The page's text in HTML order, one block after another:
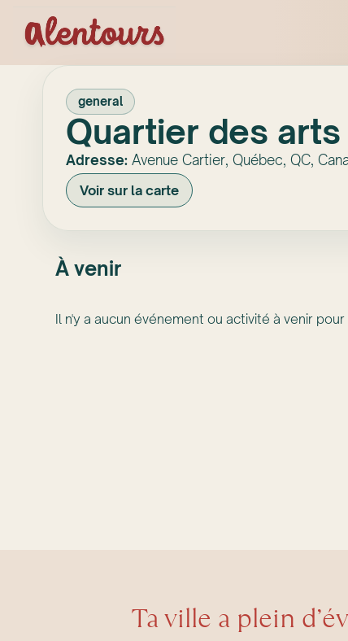
general
Quartier des
Adresse: Avenue Cartier, Québec, QC,
Voir sur la carte
À venir
Il n'y a aucun événement ou activité à venir pour
Ta ville a plein